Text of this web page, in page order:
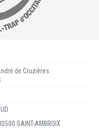
de Cruzières
SAINT-AMBROIX